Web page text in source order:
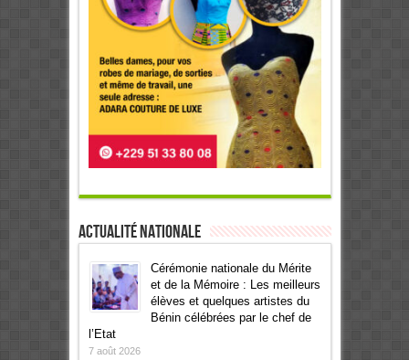
Actualité Nationale
Cérémonie nationale du Mérite
et de la Mémoire : Les meilleurs
élèves et quelques artistes du
Bénin célébrées par le chef de
l’Etat
7 août 2026